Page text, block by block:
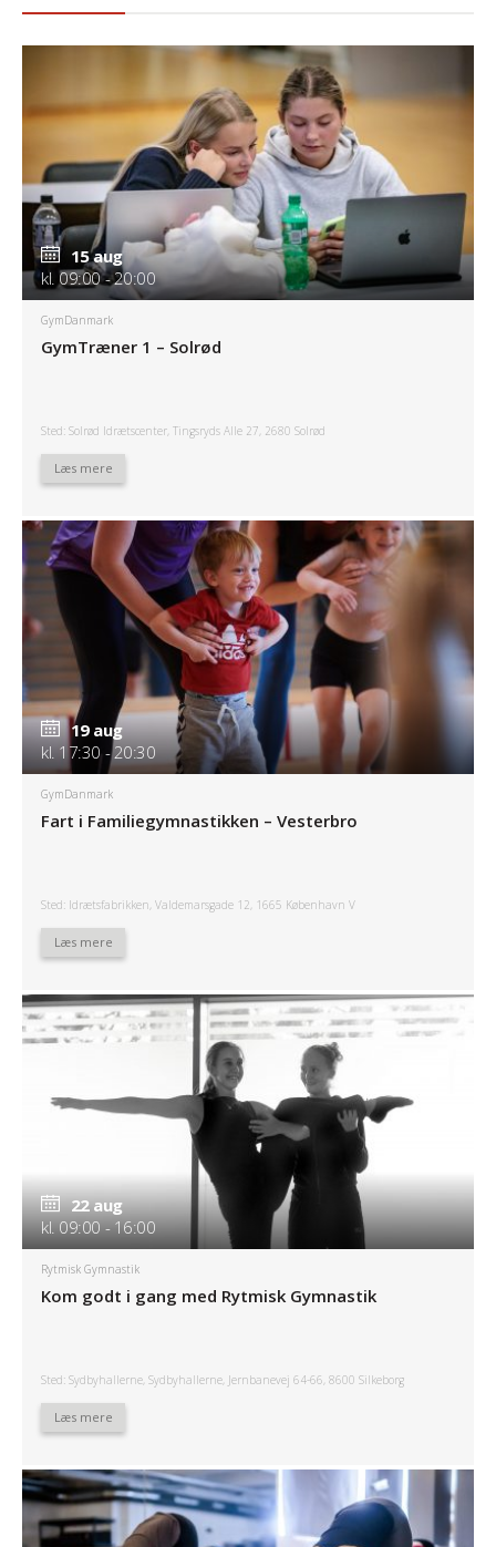
15 aug
kl. 09:00 - 20:00
GymDanmark
GymTræner 1 – Solrød
Sted: Solrød Idrætscenter, Tingsryds Alle 27, 2680 Solrød
Læs mere
19 aug
kl. 17:30 - 20:30
GymDanmark
Fart i Familiegymnastikken – Vesterbro
Sted: Idrætsfabrikken, Valdemarsgade 12, 1665 København V
Læs mere
22 aug
kl. 09:00 - 16:00
Rytmisk Gymnastik
Kom godt i gang med Rytmisk Gymnastik
Sted: Sydbyhallerne, Sydbyhallerne, Jernbanevej 64-66, 8600 Silkeborg
Læs mere